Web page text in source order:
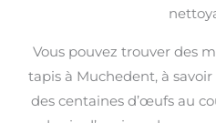
Vous pouvez trouver des
tapis à Muchedent, à
des centaines d’œufs au